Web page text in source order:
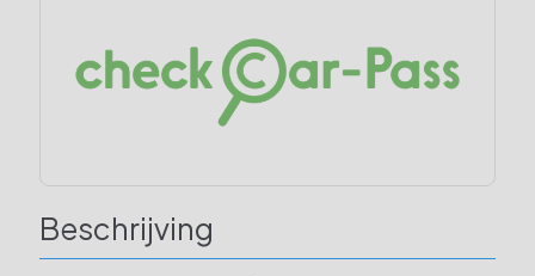
Beschrijving